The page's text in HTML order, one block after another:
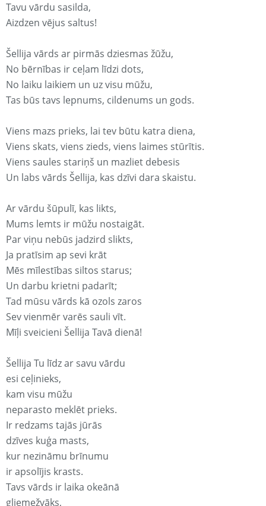
Tavu vārdu sasilda,
Aizdzen vējus saltus!
Šellija vārds ar pirmās dziesmas žūžu,
No bērnības ir ceļam līdzi dots,
No laiku laikiem un uz visu mūžu,
Tas būs tavs lepnums, cildenums un gods.
Viens mazs prieks, lai tev būtu katra diena,
Viens skats, viens zieds, viens laimes stūrītis.
Viens saules stariņš un mazliet debesis
Un labs vārds Šellija, kas dzīvi dara skaistu.
Ar vārdu šūpulī, kas likts,
Mums lemts ir mūžu nostaigāt.
Par viņu nebūs jadzird slikts,
Ja pratīsim ap sevi krāt
Mēs mīlestības siltos starus;
Un darbu krietni padarīt;
Tad mūsu vārds kā ozols zaros
Sev vienmēr varēs sauli vīt.
Mīļi sveicieni Šellija Tavā dienā!
Šellija Tu līdz ar savu vārdu
esi ceļinieks,
kam visu mūžu
neparasto meklēt prieks.
Ir redzams tajās jūrās
dzīves kuģa masts,
kur nezināmu brīnumu
ir apsolījis krasts.
Tavs vārds ir laika okeānā
gliemežvāks,